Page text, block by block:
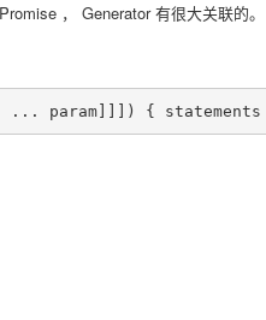
， Generator 有很大关联的。
... param]]]) {